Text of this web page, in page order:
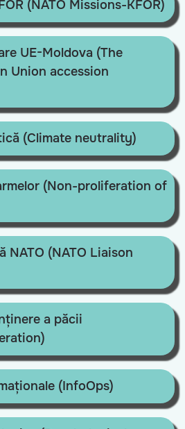
(NATO Missions-KFOR)
UE-Moldova (The
Union accession
(Climate neutrality)
(Non-proliferation of
NATO (NATO Liaison
a păcii
(InfoOps)